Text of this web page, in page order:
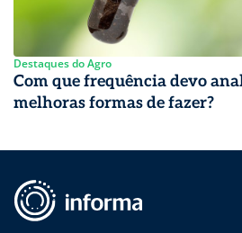
Destaques do Agro
Com que frequência devo
melhoras formas de fazer?